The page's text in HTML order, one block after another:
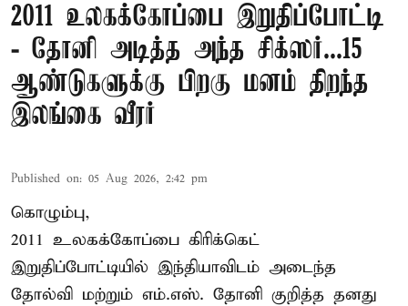
2011 உலகக்கோப்பை இறுதிப்போட்டி
- தோனி அடித்த அந்த சிக்ஸர்...15
ஆண்டுகளுக்கு பிறகு மனம் திறந்த
இலங்கை வீரர்
Published on: 05 Aug 2026, 2:42 pm
கொழும்பு,
2011 உலகக்கோப்பை கிரிக்கெட்
இறுதிப்போட்டியில் இந்தியாவிடம் அடைந்த
தோல்வி மற்றும் எம்.எஸ். தோனி குறித்த தனது